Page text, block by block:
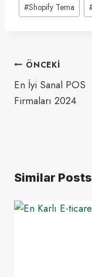
#Shopify Tema
Yazı
gezinmesi
ÖNCEKI
En İyi Sanal POS
Firmaları 2024
Similar Posts